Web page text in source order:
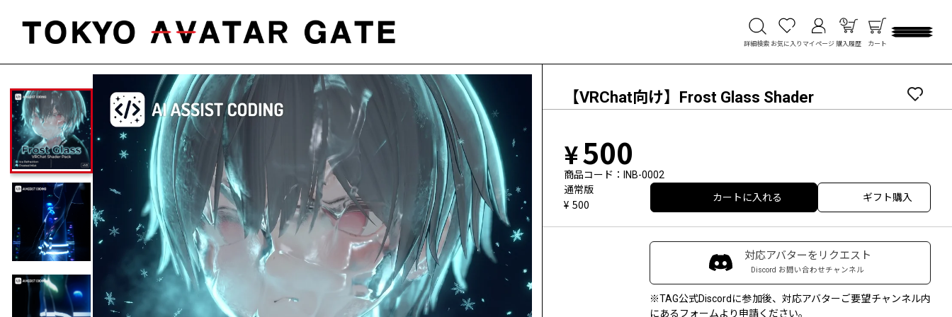
詳細検索 お気に入り マイページ 購入履歴 カート
【VRChat向け】Frost Glass Shader
500
商品コード
INB-0002
通常版
500
カートに入れる ギフト購入
対応アバターをリクエスト
Discord お問い合わせチャンネル
※TAG公式Discordに参加後、対応アバターご要望チャンネル内
にあるフォームより申請ください。